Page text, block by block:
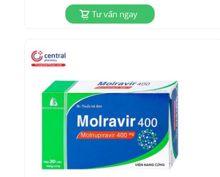
Cơ chế hoạt động của Molnupiravir
1.2 Nghiên cứu và hiệu quả điều trị của
Molnupiravir
Tư vấn ngay